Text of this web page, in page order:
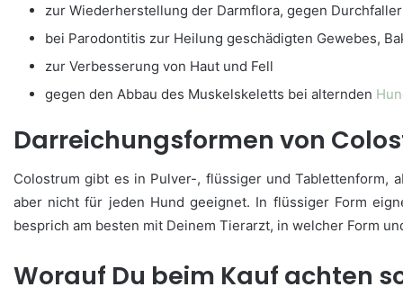
zur Wiederherstellung der Darmflora, gegen
bei Parodontitis zur Heilung geschädigten Gewebes,
zur Verbesserung von Haut und Fell
gegen den Abbau des Muskelskeletts bei alternden
Darreichungsformen von
Colostrum gibt es in Pulver-, flüssiger und Tablettenform,
aber nicht für jeden Hund geeignet. In flüssiger Form
besprich am besten mit Deinem Tierarzt, in welcher Form
Worauf Du beim Kauf achten